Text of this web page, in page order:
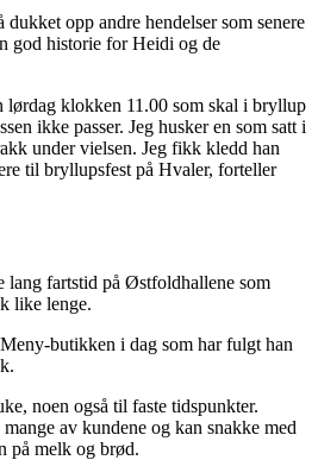
dukket opp andre hendelser som senere
god historie for Heidi og de
lørdag klokken 11.00 som skal i bryllup
ikke passer. Jeg husker en som satt i
under vielsen. Jeg fikk kledd han
til bryllupsfest på Hvaler, forteller
lang fartstid på Østfoldhallene som
like lenge.
butikken i dag som har fulgt han
noen også til faste tidspunkter.
av kundene og kan snakke med
på melk og brød.